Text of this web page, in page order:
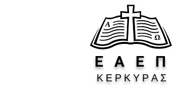
Ε Α Ε Π
Κ Ε Ρ Κ Υ Ρ Α Σ